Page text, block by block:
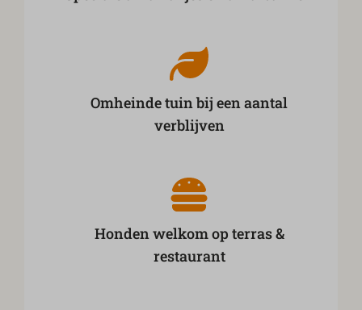
Omheinde tuin bij een aantal
verblijven
Honden welkom op terras &
restaurant